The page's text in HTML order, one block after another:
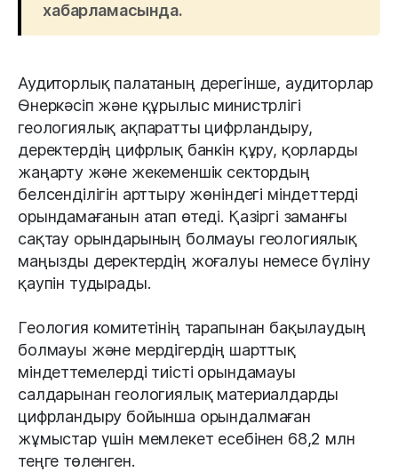
хабарламасында.
Аудиторлық палатаның дерегінше, аудиторлар
Өнеркәсіп және құрылыс министрлігі
геологиялық ақпаратты цифрландыру,
деректердің цифрлық банкін құру, қорларды
жаңарту және жекеменшік сектордың
белсенділігін арттыру жөніндегі міндеттерді
орындамағанын атап өтеді. Қазіргі заманғы
сақтау орындарының болмауы геологиялық
маңызды деректердің жоғалуы немесе бүліну
қаупін тудырады.
Геология комитетінің тарапынан бақылаудың
болмауы және мердігердің шарттық
міндеттемелерді тиісті орындамауы
салдарынан геологиялық материалдарды
цифрландыру бойынша орындалмаған
жұмыстар үшін мемлекет есебінен 68,2 млн
теңге төленген.